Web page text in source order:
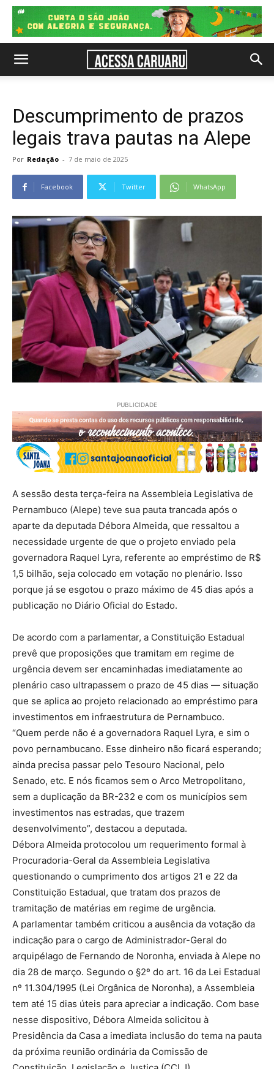
Descumprimento de prazos
legais trava pautas na Alepe
Por Redação - 7 de maio de 2025
Facebook Twitter WhatsApp
PUBLICIDADE
A sessão desta terça-feira na Assembleia Legislativa de
Pernambuco (Alepe) teve sua pauta trancada após o
aparte da deputada Débora Almeida, que ressaltou a
necessidade urgente de que o projeto enviado pela
governadora Raquel Lyra, referente ao empréstimo de R$
1,5 bilhão, seja colocado em votação no plenário. Isso
porque já se esgotou o prazo máximo de 45 dias após a
publicação no Diário Oficial do Estado.
De acordo com a parlamentar, a Constituição Estadual
prevê que proposições que tramitam em regime de
urgência devem ser encaminhadas imediatamente ao
plenário caso ultrapassem o prazo de 45 dias — situação
que se aplica ao projeto relacionado ao empréstimo para
investimentos em infraestrutura de Pernambuco.
“Quem perde não é a governadora Raquel Lyra, e sim o
povo pernambucano. Esse dinheiro não ficará esperando;
ainda precisa passar pelo Tesouro Nacional, pelo
Senado, etc. E nós ficamos sem o Arco Metropolitano,
sem a duplicação da BR-232 e com os municípios sem
investimentos nas estradas, que trazem
desenvolvimento”, destacou a deputada.
Débora Almeida protocolou um requerimento formal à
Procuradoria-Geral da Assembleia Legislativa
questionando o cumprimento dos artigos 21 e 22 da
Constituição Estadual, que tratam dos prazos de
tramitação de matérias em regime de urgência.
A parlamentar também criticou a ausência da votação da
indicação para o cargo de Administrador-Geral do
arquipélago de Fernando de Noronha, enviada à Alepe no
dia 28 de março. Segundo o §2º do art. 16 da Lei Estadual
nº 11.304/1995 (Lei Orgânica de Noronha), a Assembleia
tem até 15 dias úteis para apreciar a indicação. Com base
nesse dispositivo, Débora Almeida solicitou à
Presidência da Casa a imediata inclusão do tema na pauta
da próxima reunião ordinária da Comissão de